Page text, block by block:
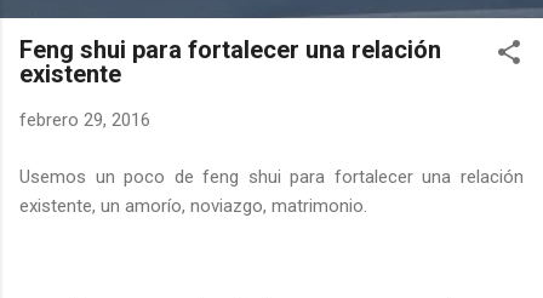
Feng shui para fortalecer una relación
existente
febrero 29, 2016
Usemos un poco de feng shui para fortalecer una relación
existente, un amorío, noviazgo, matrimonio.